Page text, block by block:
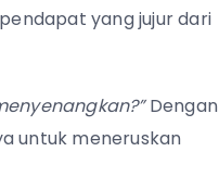
yang jujur dari
Dengan
untuk meneruskan